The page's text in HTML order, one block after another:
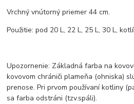
Vrchný vnútorný priemer 44 cm.
Použitie: pod 20 L, 22 L, 25 L, 30 L,
Upozornenie: Základná farba na
kovovom chrániči plameňa (ohniska)
prenose. Pri prvom používaní kotliny
sa farba odstráni (tzv.spáli).